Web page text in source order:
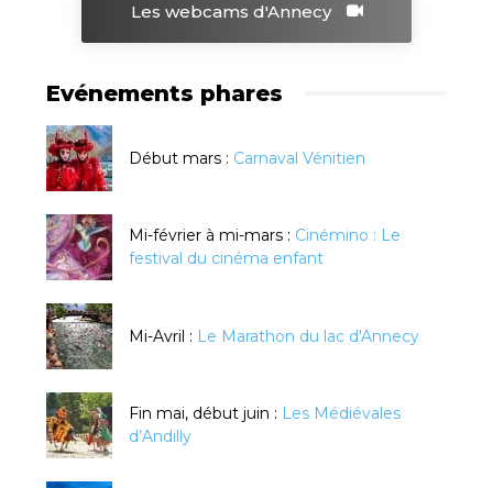
Les webcams d'Annecy
Evénements phares
Début mars : Carnaval Vénitien
Mi-février à mi-mars : Cinémino : Le
festival du cinéma enfant
Mi-Avril : Le Marathon du lac d'Annecy
Fin mai, début juin : Les Médiévales
d’Andilly